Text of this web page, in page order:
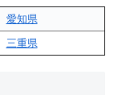
愛知県
三重県